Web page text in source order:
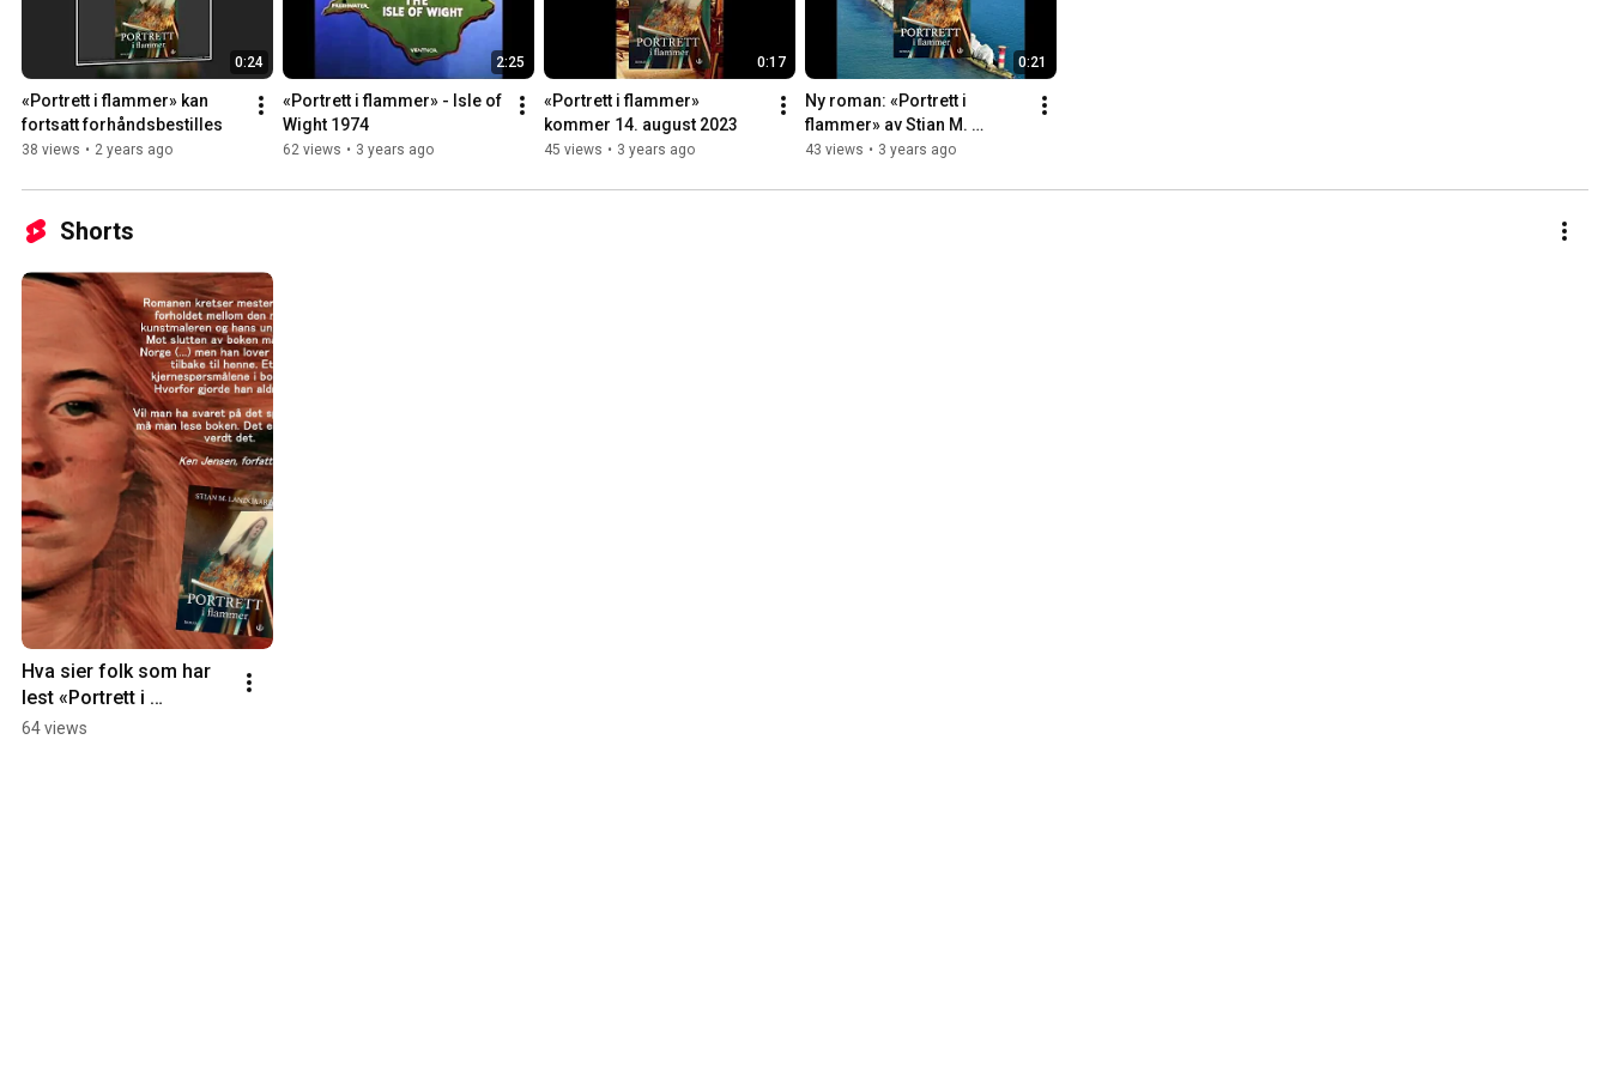
0:24
«Portrett i flammer» kan
fortsatt forhåndsbestilles
38 views • 2 years ago
2:25
«Portrett i flammer» - Isle of
Wight 1974
62 views • 3 years ago
0:17
«Portrett i flammer»
kommer 14. august 2023
45 views • 3 years ago
0:21
Ny roman: «Portrett i
flammer» av Stian M.
Landgaard
43 views • 3 years ago
Shorts
Hva sier folk som har
lest «Portrett i
flammer»? #boktips
64 views